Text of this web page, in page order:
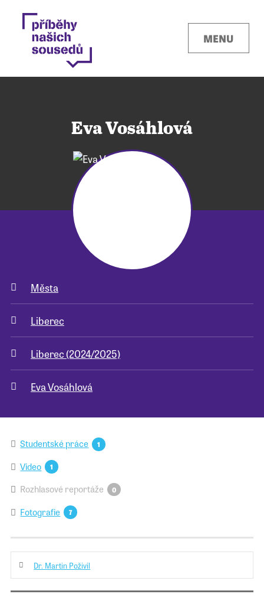
MENU
Pro školy
Příběhy našich sousedů
Eva Vosáhlová
Města
Liberec
Liberec (2024/2025)
Eva Vosáhlová
Studentské práce 1
Video 1
Rozhlasové reportáže 0
Fotografie 7
Dr. Martin Poživil